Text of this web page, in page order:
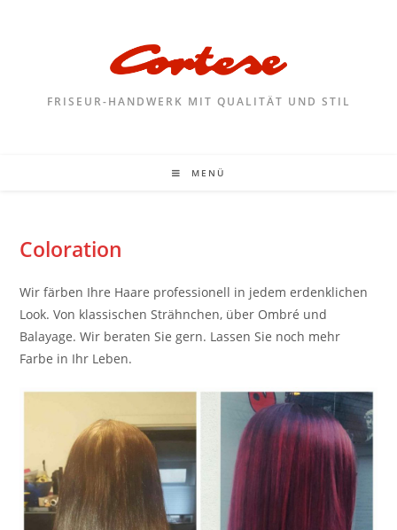
FRISEUR-HANDWERK MIT QUALITÄT UND STIL
MENÜ
Coloration
Wir färben Ihre Haare professionell in jedem erdenklichen
Look. Von klassischen Strähnchen, über Ombré und
Balayage. Wir beraten Sie gern. Lassen Sie noch mehr
Farbe in Ihr Leben.